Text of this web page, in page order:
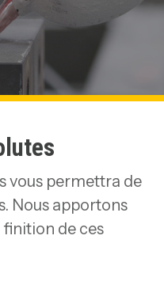
vous permettra de
Nous apportons
de ces